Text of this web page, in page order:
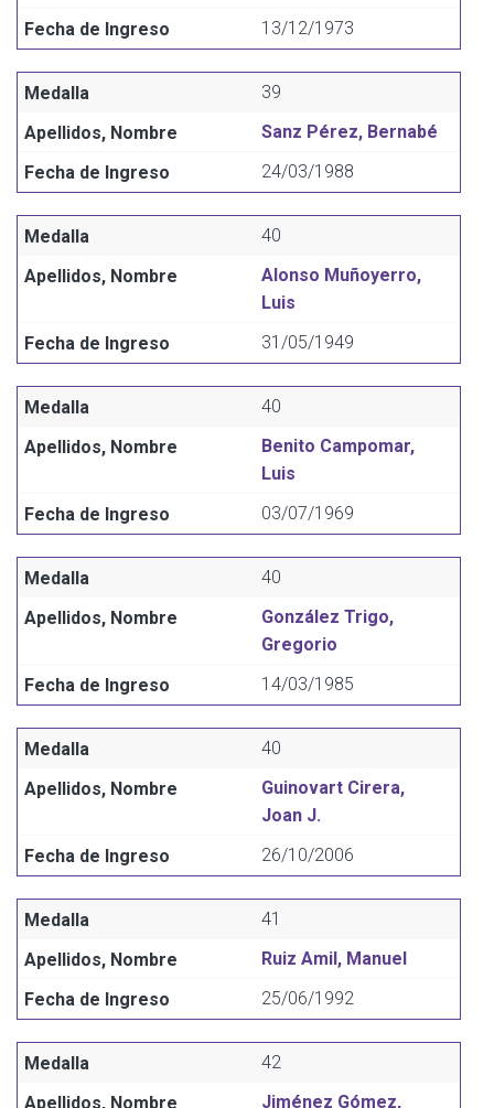
13/12/1973
39
Sanz Pérez, Bernabé
24/03/1988
40
Alonso Muñoyerro,
Luis
31/05/1949
40
Benito Campomar,
Luis
03/07/1969
40
González Trigo,
Gregorio
14/03/1985
40
Guinovart Cirera,
Joan J.
26/10/2006
41
Ruiz Amil, Manuel
25/06/1992
42
Jiménez Gómez,